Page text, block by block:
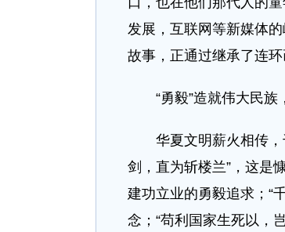
发展，互联网等新媒体
故事，正通过继承了连环
“勇毅”造就伟大民族
华夏文明薪火相传，
剑，直为斩楼兰”，这是
建功立业的勇毅追求；“
念；“苟利国家生死以，